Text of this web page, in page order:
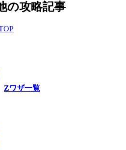
の攻略記事
Zワザ一覧